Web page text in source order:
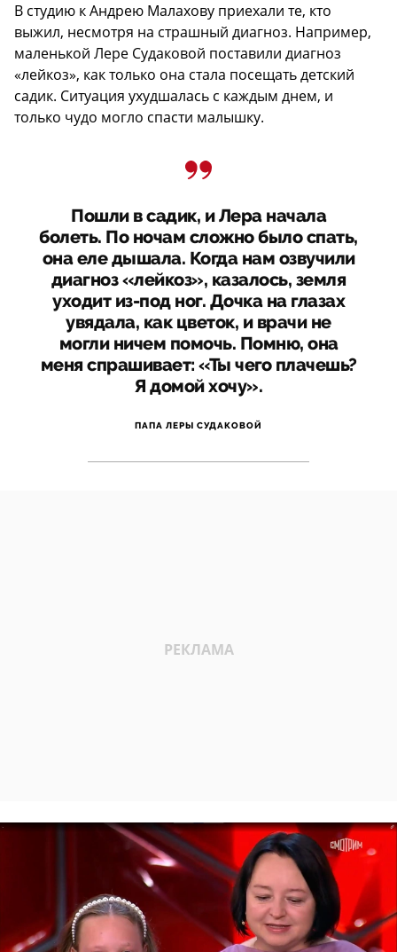
В студию к Андрею Малахову приехали те, кто
выжил, несмотря на страшный диагноз. Например,
маленькой Лере Судаковой поставили диагноз
«лейкоз», как только она стала посещать детский
садик. Ситуация ухудшалась с каждым днем, и
только чудо могло спасти малышку.
Пошли в садик, и Лера начала
болеть. По ночам сложно было спать,
она еле дышала. Когда нам озвучили
диагноз «лейкоз», казалось, земля
уходит из-под ног. Дочка на глазах
увядала, как цветок, и врачи не
могли ничем помочь. Помню, она
меня спрашивает: «Ты чего плачешь?
Я домой хочу».
ПАПА ЛЕРЫ СУДАКОВОЙ